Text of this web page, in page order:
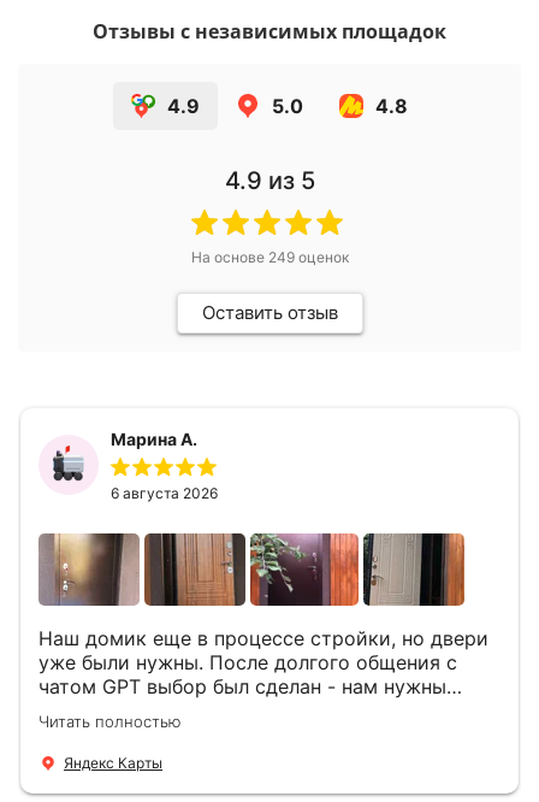
Отзывы с независимых площадок
4.9 5.0 4.8
4.9 из 5
На основе 249оценок
Оставить отзыв
Марина А.
6 августа 2026
Наш домик еще в процессе стройки, но двери
уже были нужны. После долгого общения с
чатом GPT выбор был сделан - нам нужны
двери Аргус Термо Композит, которые нашлись
в компании ДвериОпт . Менеджер Филипп
ответил на все вопросы, посчитал стоимость и
Читать полностью
Яндекс Карты